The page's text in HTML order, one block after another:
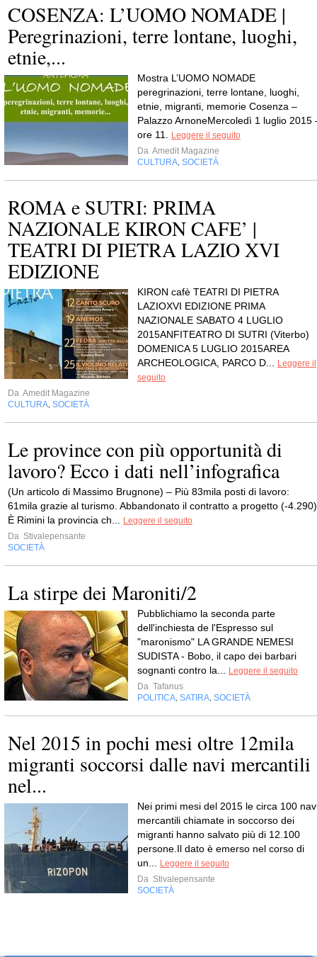
COSENZA: L’UOMO NOMADE |
Peregrinazioni, terre lontane, luoghi,
etnie,...
Mostra L’UOMO NOMADE
peregrinazioni, terre lontane, luoghi,
etnie, migranti, memorie Cosenza –
Palazzo ArnoneMercoledì 1 luglio 2015
ore 11.
Leggere il seguito
Da Amedit Magazine
CULTURA SOCIETÀ
ROMA e SUTRI: PRIMA
NAZIONALE KIRON CAFE’ |
TEATRI DI PIETRA LAZIO XVI
EDIZIONE
KIRON cafè TEATRI DI PIETRA
LAZIOXVI EDIZIONE PRIMA
NAZIONALE SABATO 4 LUGLIO
2015ANFITEATRO DI SUTRI (Viterbo)
DOMENICA 5 LUGLIO 2015AREA
ARCHEOLOGICA, PARCO D...
Leggere il
seguito
Da Amedit Magazine
CULTURA SOCIETÀ
Le province con più opportunità di
lavoro? Ecco i dati nell’infografica
(Un articolo di Massimo Brugnone) – Più 83mila posti di lavoro:
61mila grazie al turismo. Abbandonato il contratto a progetto (-
È Rimini la provincia ch...
Leggere il seguito
Da Stivalepensante
SOCIETÀ
La stirpe dei Maroniti/2
Pubblichiamo la seconda parte
dell'inchiesta de l'Espresso sul
"maronismo" LA GRANDE NEMESI
SUDISTA - Bobo, il capo dei barbari
sognanti contro la...
Leggere il seguito
Da Tafanus
POLITICA SATIRA SOCIETÀ
Nel 2015 in pochi mesi oltre 12mila
migranti soccorsi dalle navi mercantili
nel...
Nei primi mesi del 2015 le circa 100
mercantili chiamate in soccorso dei
migranti hanno salvato più di 12.100
persone.Il dato è emerso nel corso di
un...
Leggere il seguito
Da Stivalepensante
SOCIETÀ